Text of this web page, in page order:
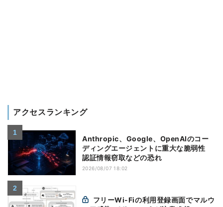
アクセスランキング
Anthropic、Google、OpenAIのコー
ディングエージェントに重大な脆弱性
認証情報窃取などの恐れ
2026/08/07 18:02